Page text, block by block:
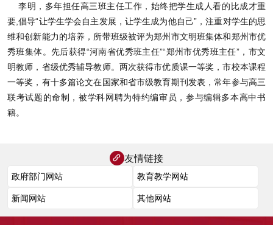
李明，多年担任高三班主任工作，始终把学生成人看的比成才重
要,倡导“让学生学会自主发展，让学生成为他自己”，注重对学生的思
维和创新能力的培养，所带班级被评为郑州市文明班集体和郑州市优
秀班集体。先后获得“河南省优秀班主任”“郑州市优秀班主任”，市文
明教师，省级优秀辅导教师。两次获得市优质课一等奖，市校本课程
一等奖，有十多篇论文在国家和省市级教育期刊发表，常年参与高三
联考试题的命制，被学科网聘为特约编审员，参与编辑多本高中书
籍。
友情链接